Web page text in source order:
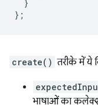
}
};
create() तरीके में ये
भाषाओं का